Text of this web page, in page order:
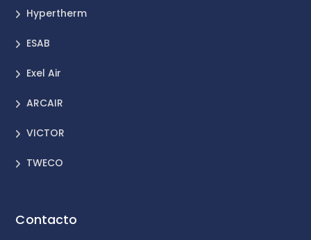
Hypertherm
ESAB
Exel Air
ARCAIR
VICTOR
TWECO
Contacto